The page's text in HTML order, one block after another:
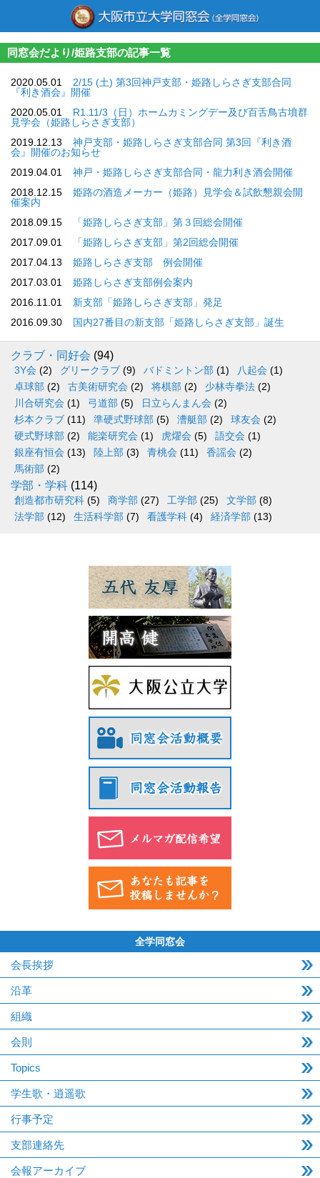
同窓会だより/姫路支部の記事一覧
2020.05.01
2/15 (土) 第3回神戸支部・姫路しらさぎ支部合同
『利き酒会』開催
2020.05.01
R1.11/3（日）ホームカミングデー及び百舌鳥古墳群
見学会（姫路しらさぎ支部）
2019.12.13
神戸支部・姫路しらさぎ支部合同 第3回『利き酒
会』開催のお知らせ
2019.04.01
神戸・姫路しらさぎ支部合同・龍力利き酒会開催
2018.12.15
姫路の酒造メーカー（姫路）見学会＆試飲懇親会開
催案内
2018.09.15
「姫路しらさぎ支部」第３回総会開催
2017.09.01
「姫路しらさぎ支部」第2回総会開催
2017.04.13
姫路しらさぎ支部 例会開催
2017.03.01
姫路しらさぎ支部例会案内
2016.11.01
新支部「姫路しらさぎ支部」発足
2016.09.30
国内27番目の新支部「姫路しらさぎ支部」誕生
クラブ・同好会 (94)
3Y会 (2) グリークラブ (9) バドミントン部 (1) 八起会 (1)
卓球部 (2) 古美術研究会 (2) 将棋部 (2) 少林寺拳法 (2)
川合研究会 (1) 弓道部 (5) 日立らんまん会 (2)
杉本クラブ (11) 準硬式野球部 (5) 漕艇部 (2) 球友会 (2)
硬式野球部 (2) 能楽研究会 (1) 虎燿会 (5) 語交会 (1)
銀座有恒会 (13) 陸上部 (3) 青桃会 (11) 香謡会 (2)
馬術部 (2)
学部・学科 (114)
創造都市研究科 (5) 商学部 (27) 工学部 (25) 文学部 (8)
法学部 (12) 生活科学部 (7) 看護学科 (4) 経済学部 (13)
全学同窓会
会長挨拶
沿革
組織
会則
Topics
学生歌・逍遥歌
行事予定
支部連絡先
会報アーカイブ